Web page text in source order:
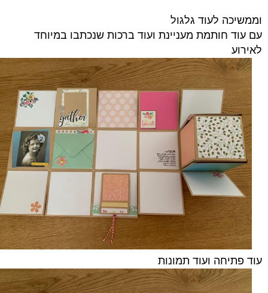
וממשיכה לעוד גלגול
עם עוד חותמת מעניינת ועוד ברכות שנכתבו במיוחד
לאירוע
עוד פתיחה ועוד תמונות